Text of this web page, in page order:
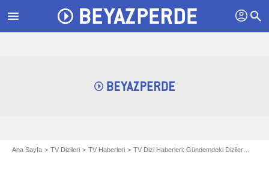
menu profil search
Ana Sayfa TV Dizileri TV Haberleri TV Dizi Haberleri: Gündemdeki Diziler